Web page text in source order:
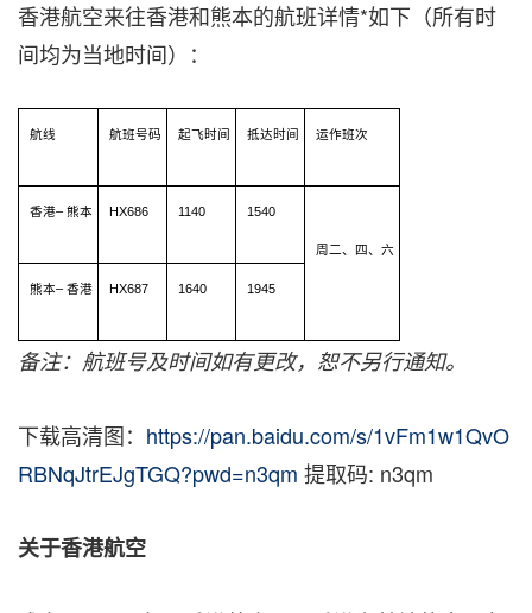
香港航空来往香港和熊本的航班详情*如下（所有时
间均为当地时间）：
航线 航班号码 起飞时间 抵达时间 运作班次
香港– 熊本 HX686 1140 1540
周二、四、六
熊本– 香港 HX687 1640 1945
备注：航班号及时间如有更改，恕不另行通知。
下载高清图： https://pan.baidu.com/s/1vFm1w1QvO
RBNqJtrEJgTGQ?pwd=n3qm 提取码: n3qm
关于香港航空